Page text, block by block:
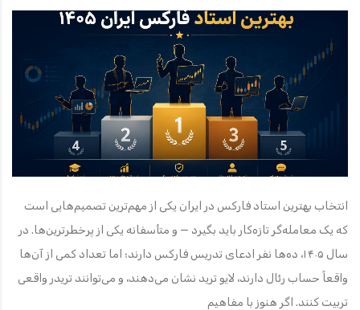
انتخاب بهترین استاد فارکس در ایران یکی از مهم‌ترین تصمیم‌هایی است
که یک معامله‌گر تازه‌کار باید بگیرد — و متأسفانه یکی از پرخطرترین‌ها. در
سال ۱۴۰۵، ده‌ها نفر ادعای تدریس فارکس دارند؛ اما تعداد کمی از آن‌ها
واقعاً حساب رئال دارند، لایو ترید نشان می‌دهند، و می‌توانند تریدر واقعی
تربیت کنند. اگر هنوز با مفاهیم